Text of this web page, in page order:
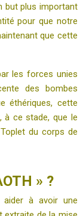
but plus important
pour que notre
que cette
les forces unies
des bombes
éthériques, cette
à ce stade, que le
du corps de
» ?
aider à avoir une